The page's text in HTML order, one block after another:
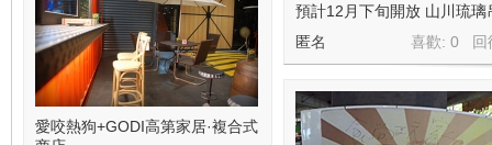
預計12月下旬開放 山川琉璃
喜歡: 0 回
匿名
愛咬熱狗+GODI高第家居·複合式